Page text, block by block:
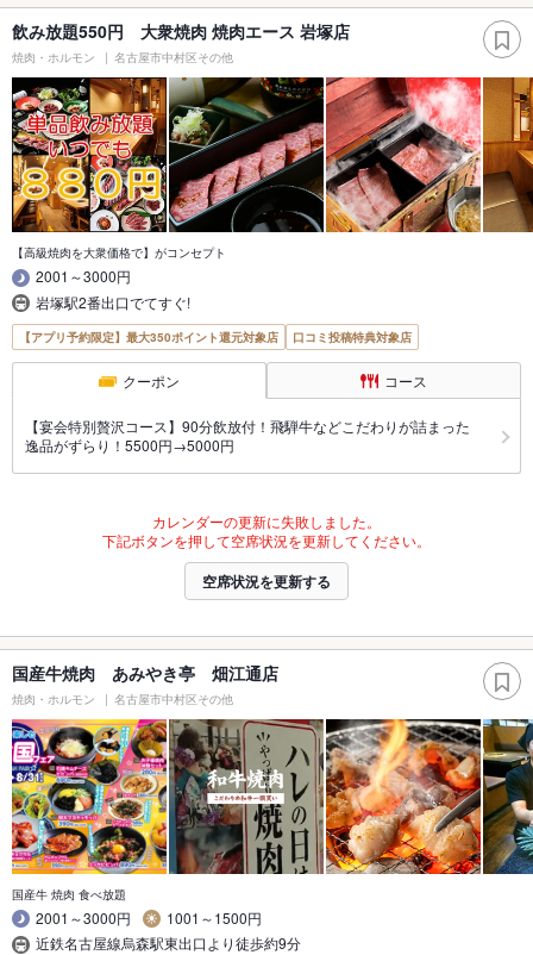
飲み放題550円 大衆焼肉 焼肉エース 岩塚店
焼肉・ホルモン 名古屋市中村区その他
【高級焼肉を大衆価格で】がコンセプト
2001～3000円
岩塚駅2番出口でてすぐ!
【アプリ予約限定】最大350ポイント還元対象店 口コミ投稿特典対象店
クーポン コース
【宴会特別贅沢コース】90分飲放付！飛騨牛などこだわりが詰まった
逸品がずらり！5500円→5000円
カレンダーの更新に失敗しました。
下記ボタンを押して空席状況を更新してください。
空席状況を更新する
国産牛焼肉 あみやき亭 畑江通店
焼肉・ホルモン 名古屋市中村区その他
国産牛 焼肉 食べ放題
2001～3000円
1001～1500円
近鉄名古屋線烏森駅東出口より徒歩約9分